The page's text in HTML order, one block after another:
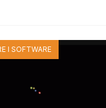
I SOFTWARE